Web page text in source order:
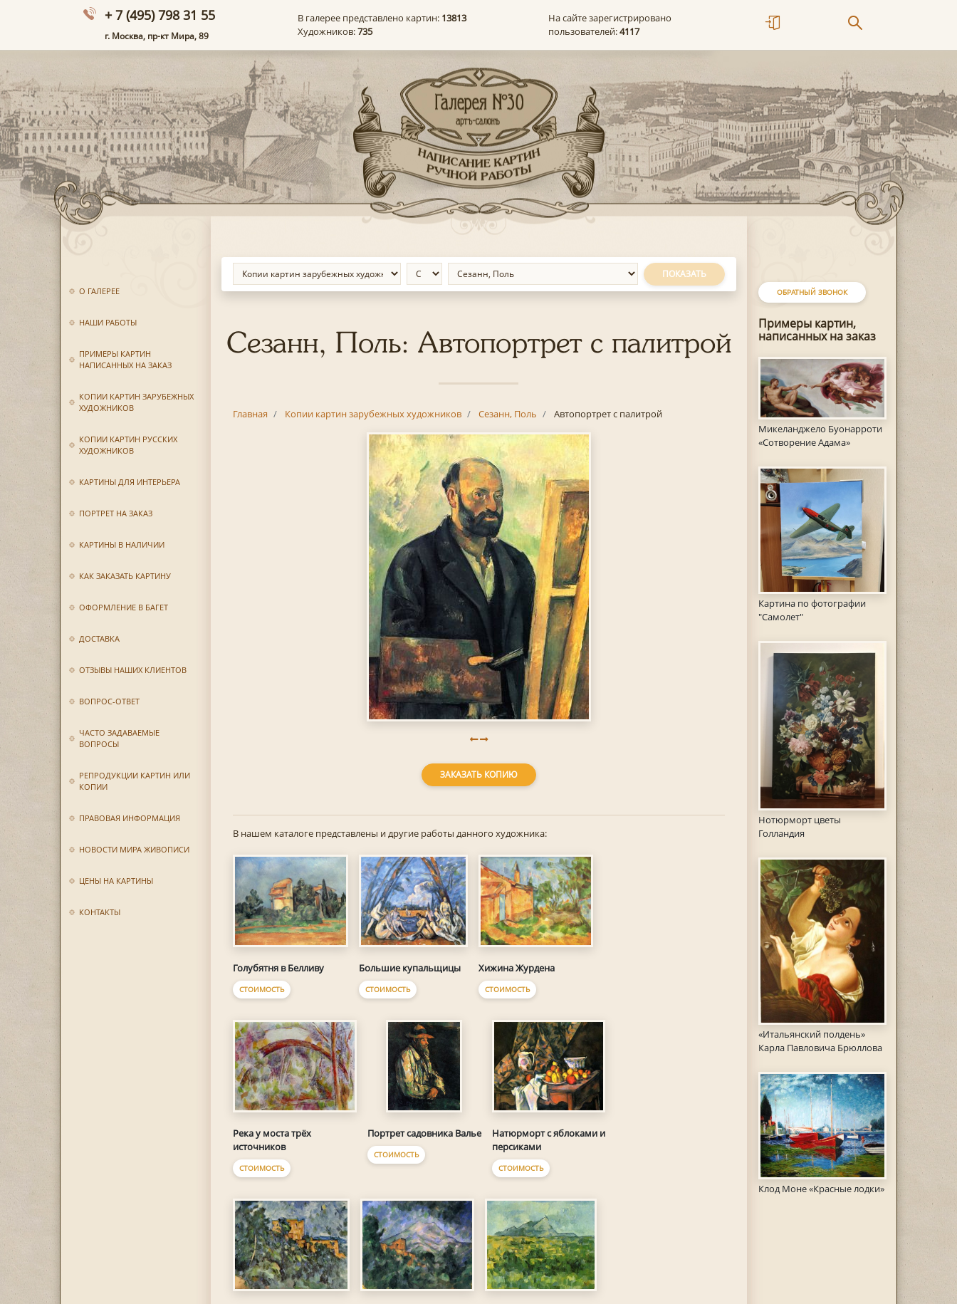
+ 7 (495) 798 31 55
г. Москва, пр-кт Мира, 89
В галерее представлено картин: 13813
Художников:735
На сайте зарегистрировано
пользователей:4117
О ГАЛЕРЕЕ
НАШИ РАБОТЫ
ПРИМЕРЫ КАРТИН
НАПИСАННЫХ НА ЗАКАЗ
КОПИИ КАРТИН ЗАРУБЕЖНЫХ
ХУДОЖНИКОВ
КОПИИ КАРТИН РУССКИХ
ХУДОЖНИКОВ
КАРТИНЫ ДЛЯ ИНТЕРЬЕРА
ПОРТРЕТ НА ЗАКАЗ
КАРТИНЫ В НАЛИЧИИ
КАК ЗАКАЗАТЬ КАРТИНУ
ОФОРМЛЕНИЕ В БАГЕТ
ДОСТАВКА
ОТЗЫВЫ НАШИХ КЛИЕНТОВ
ВОПРОС-ОТВЕТ
ЧАСТО ЗАДАВАЕМЫЕ
ВОПРОСЫ
РЕПРОДУКЦИИ КАРТИН ИЛИ
КОПИИ
ПРАВОВАЯ ИНФОРМАЦИЯ
НОВОСТИ МИРА ЖИВОПИСИ
ЦЕНЫ НА КАРТИНЫ
КОНТАКТЫ
ОБРАТНЫЙ ЗВОНОК
Примеры картин,
написанных на заказ
Микеланджело Буонарроти
«Сотворение Адама»
Картина по фотографии
"Самолет"
Нотюрморт цветы
Голландия
«Итальянский полдень»
Карла Павловича Брюллова
Клод Моне «Красные лодки»
ПОКАЗАТЬ
Сезанн, Поль: Автопортрет с палитрой
Главная Копии картин зарубежных художников Сезанн, Поль Автопортрет с палитрой
ЗАКАЗАТЬ КОПИЮ
В нашем каталоге представлены и другие работы данного художника:
Голубятня в Белливу
СТОИМОСТЬ
Большие купальщицы
СТОИМОСТЬ
Хижина Журдена
СТОИМОСТЬ
Река у моста трёх
источников
СТОИМОСТЬ
Портрет садовника Валье
СТОИМОСТЬ
Натюрморт с яблоками и
персиками
СТОИМОСТЬ